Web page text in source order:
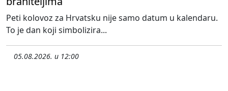
Peti kolovoz za Hrvatsku nije samo datum u kalendaru.
To je dan koji simbolizira...
05.08.2026. u 12:00